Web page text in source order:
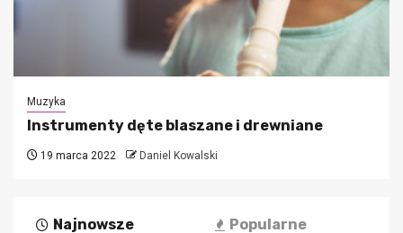
Muzyka
Instrumenty dęte blaszane i drewniane
19 marca 2022 Daniel Kowalski
Najnowsze Popularne